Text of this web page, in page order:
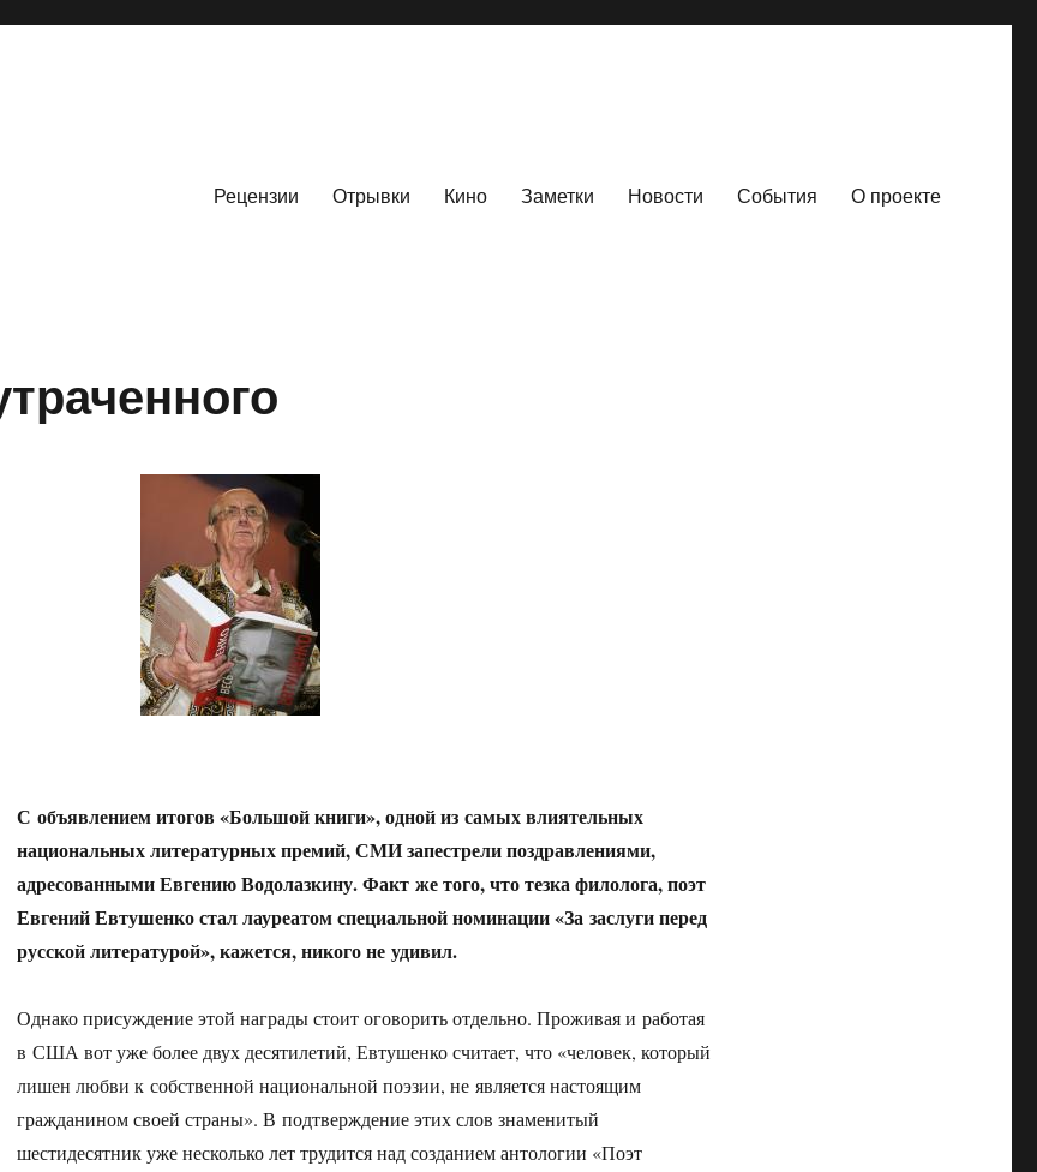
Рецензии Отрывки Кино Заметки Новости События О проекте
С объявлением итогов «Большой книги», одной из самых влиятельных
национальных литературных премий, СМИ запестрели поздравлениями,
адресованными Евгению Водолазкину. Факт же того, что тезка филолога, поэт
Евгений Евтушенко стал лауреатом специальной номинации «За заслуги перед
русской литературой», кажется, никого не удивил.
Однако присуждение этой награды стоит оговорить отдельно. Проживая и работая
в США вот уже более двух десятилетий, Евтушенко считает, что «человек, который
лишен любви к собственной национальной поэзии, не является настоящим
гражданином своей страны». В подтверждение этих слов знаменитый
шестидесятник уже несколько лет трудится над созданием антологии «Поэт